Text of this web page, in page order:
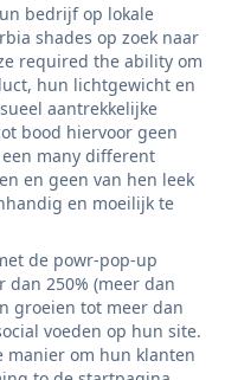
bedrijf op lokale
shades op zoek naar
required the ability om
hun lichtgewicht en
aantrekkelijke
bood hiervoor geen
many different
en geen van hen leek
en moeilijk te
de powr-pop-up
dan 250% (meer dan
groeien tot meer dan
voeden op hun site.
manier om hun klanten